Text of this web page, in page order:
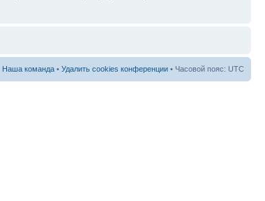
Наша команда • Удалить cookies конференции • Часовой пояс: UTC